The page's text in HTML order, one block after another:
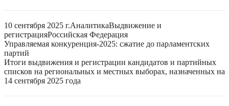
10 сентября 2025 г.АналитикаВыдвижение и
регистрацияРоссийская Федерация
Управляемая конкуренция-2025: сжатие до парламентских
партий
Итоги выдвижения и регистрации кандидатов и партийных
списков на региональных и местных выборах, назначенных на
14 сентября 2025 года